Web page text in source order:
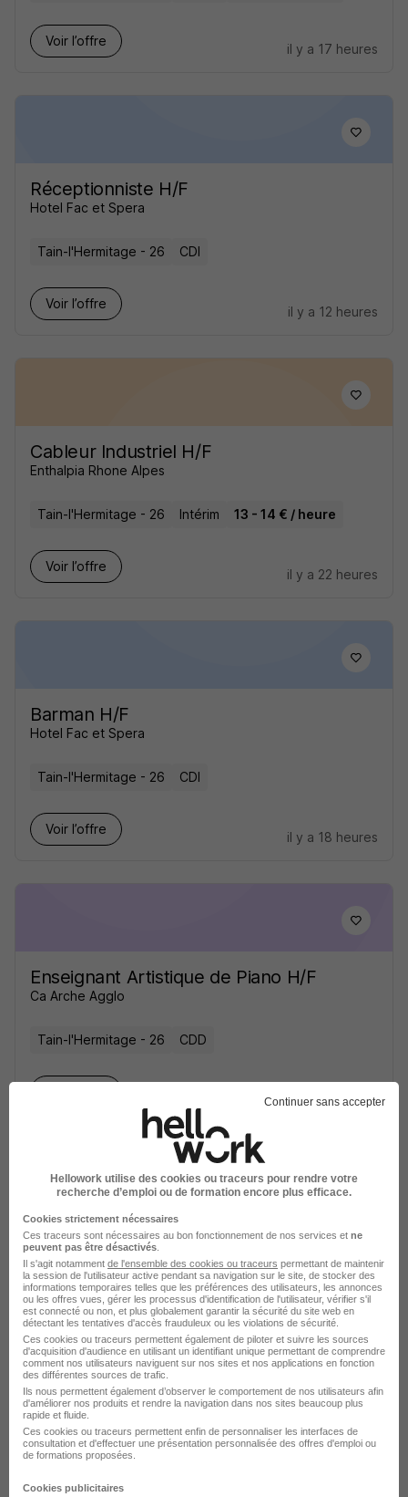
Voir l’offre
il y a 17 heures
Réceptionniste H/F
Hotel Fac et Spera
Tain-l'Hermitage - 26 CDI
Voir l’offre
il y a 12 heures
Cableur Industriel H/F
Enthalpia Rhone Alpes
Tain-l'Hermitage - 26 Intérim 13 - 14 € / heure
Voir l’offre
il y a 22 heures
Barman H/F
Hotel Fac et Spera
Tain-l'Hermitage - 26 CDI
Voir l’offre
il y a 18 heures
Enseignant Artistique de Piano H/F
Ca Arche Agglo
Tain-l'Hermitage - 26 CDD
il y a 12 heures
Enseignant Artistique de Formation
Musicale H/F
Ca Arche Agglo
Tain-l'Hermitage - 26 CDD
Voir l’offre
il y a 12 heures
Continuer sans accepter
Hellowork utilise des cookies ou traceurs pour rendre votre
recherche d’emploi ou de formation encore plus efficace.
Cookies strictement nécessaires
Ces traceurs sont nécessaires au bon fonctionnement de nos services et ne
peuvent pas être désactivés
Il s'agit notamment de l'ensemble des cookies ou traceurs permettant de maintenir
la session de l'utilisateur active pendant sa navigation sur le site, de stocker des
informations temporaires telles que les préférences des utilisateurs, les annonces
ou les offres vues, gérer les processus d'identification de l'utilisateur, vérifier s'il
est connecté ou non, et plus globalement garantir la sécurité du site web en
détectant les tentatives d'accès frauduleux ou les violations de sécurité.
Ces cookies ou traceurs permettent également de piloter et suivre les sources
d'acquisition d'audience en utilisant un identifiant unique permettant de comprendre
comment nos utilisateurs naviguent sur nos sites et nos applications en fonction
des différentes sources de trafic.
Ils nous permettent également d’observer le comportement de nos utilisateurs afin
d'améliorer nos produits et rendre la navigation dans nos sites beaucoup plus
rapide et fluide.
Ces cookies ou traceurs permettent enfin de personnaliser les interfaces de
consultation et d'effectuer une présentation personnalisée des offres d'emploi ou
de formations proposées.
Cookies publicitaires